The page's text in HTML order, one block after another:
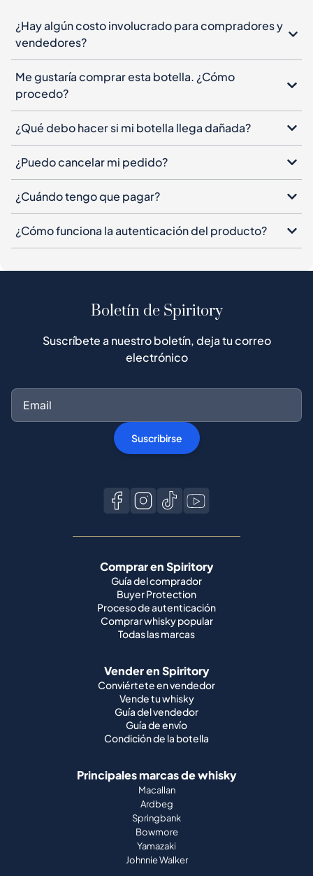
¿Hay algún costo involucrado para compradores y
vendedores?
Me gustaría comprar esta botella. ¿Cómo
procedo?
¿Qué debo hacer si mi botella llega dañada?
¿Puedo cancelar mi pedido?
¿Cuándo tengo que pagar?
¿Cómo funciona la autenticación del producto?
Boletín de Spiritory
Suscríbete a nuestro boletín, deja tu correo
electrónico
Suscribirse
Comprar en Spiritory
Guía del comprador
Buyer Protection
Proceso de autenticación
Comprar whisky popular
Todas las marcas
Vender en Spiritory
Conviértete en vendedor
Vende tu whisky
Guía del vendedor
Guía de envío
Condición de la botella
Principales marcas de whisky
Macallan
Ardbeg
Springbank
Bowmore
Yamazaki
Johnnie Walker